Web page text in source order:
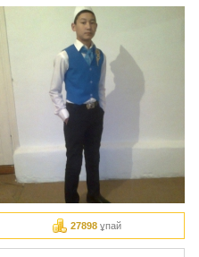
27898ұпай